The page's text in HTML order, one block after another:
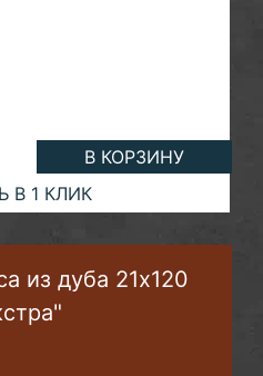
В КОРЗИНУ
В 1 КЛИК
из дуба 21х120